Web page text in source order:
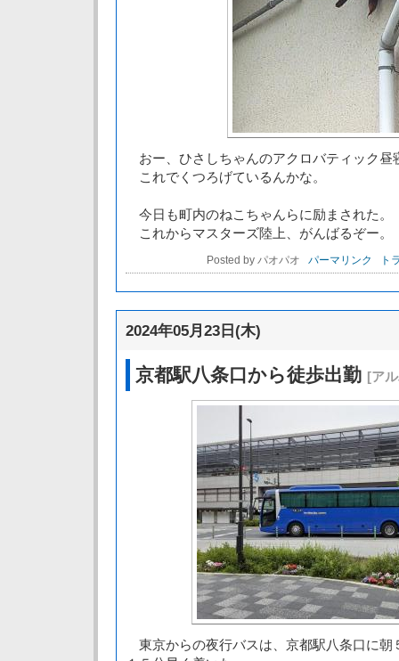
おー、ひさしちゃんのアクロバティック昼
これでくつろげているんかな。
今日も町内のねこちゃんらに励まされた。
これからマスターズ陸上、がんばるぞー。
Posted by パオパオ パーマリンク ト
2024年05月23日(木)
京都駅八条口から徒歩出勤 [ア
東京からの夜行バスは、京都駅八条口に朝